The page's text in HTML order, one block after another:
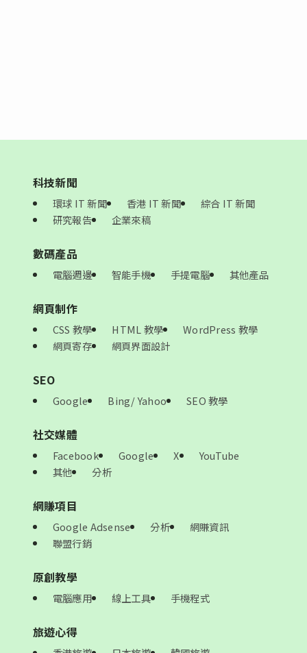
科技新聞
環球 IT 新聞 香港 IT 新聞
綜合 IT 新聞
研究報告
企業來稿
數碼產品
電腦週邊 智能手機 手提電腦 其他產品
網頁制作
CSS 教學 HTML 教學
WordPress 教學
網頁寄存
網頁界面設計
SEO
Google Bing/ Yahoo SEO 教學
社交媒體
Facebook Google X
YouTube
其他
分析
網賺項目
Google Adsense 分析
網賺資訊
聯盟行銷
原創教學
電腦應用 線上工具 手機程式
旅遊心得